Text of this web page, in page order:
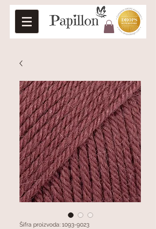
Šifra proizvoda: 1093-9023